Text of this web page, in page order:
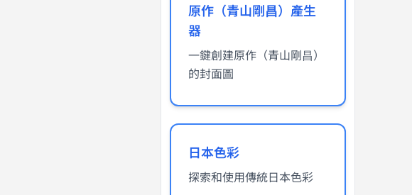
原作（青山剛昌）產生
器
一鍵創建原作（青山剛昌）
的封面圖
日本色彩
探索和使用傳統日本色彩